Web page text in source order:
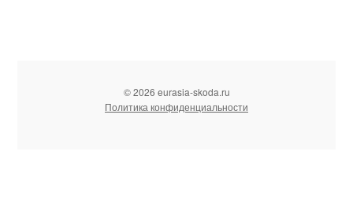
© 2026 eurasia-skoda.ru
Политика конфиденциальности